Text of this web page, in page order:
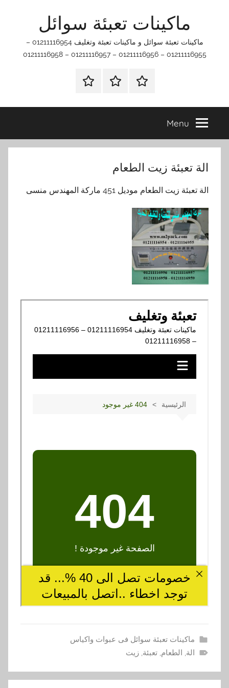
ماكينات تعبئة سوائل
ماكينات تعبئة سوائل و ماكينات تعبئة وتغليف 01211116954 –
01211116955 – 01211116956 – 01211116957 – 01211116958
اتصل
اتـصـل
في
التي
الرئيسيه
Menu
الة تعبئة زيت الطعام
الة تعبئة زيت الطعام موديل 451 ماركة المهندس منسى
ماكينات تعبئة سوائل فى عبوات واكياس
الة, الطعام,تعبئة,زيت